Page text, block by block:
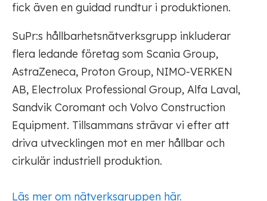
fick även en guidad rundtur i produktionen.
SuPr:s hållbarhetsnätverksgrupp inkluderar
flera ledande företag som Scania Group,
AstraZeneca, Proton Group, NIMO-VERKEN
AB, Electrolux Professional Group, Alfa Laval,
Sandvik Coromant och Volvo Construction
Equipment. Tillsammans strävar vi efter att
driva utvecklingen mot en mer hållbar och
cirkulär industriell produktion.
Läs mer om nätverksgruppen här.